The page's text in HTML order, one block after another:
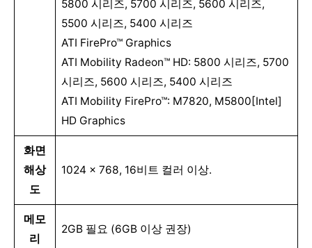
5800 시리즈, 5700 시리즈, 5600 시리즈,
5500 시리즈, 5400 시리즈
ATI FirePro™ Graphics
ATI Mobility Radeon™ HD: 5800 시리즈, 5700
시리즈, 5600 시리즈, 5400 시리즈
ATI Mobility FirePro™: M7820, M5800[Intel]
HD Graphics
화면
해상
도
1024 x 768, 16비트 컬러 이상.
메모
리
2GB 필요 (6GB 이상 권장)